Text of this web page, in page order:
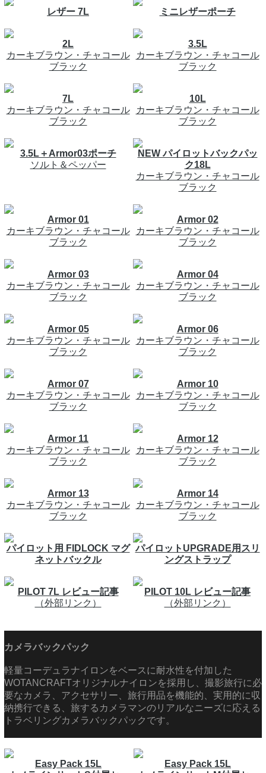
レザー 7L ミニレザーポーチ
2L
カーキブラウン・チャコール
ブラック
3.5L
カーキブラウン・チャコール
ブラック
7L
カーキブラウン・チャコール
ブラック
10L
カーキブラウン・チャコール
ブラック
3.5L＋Armor03ポーチ
ソルト＆ペッパー
NEW パイロットバックパッ
ク18L
カーキブラウン・チャコール
ブラック
Armor 01
カーキブラウン・チャコール
ブラック
Armor 02
カーキブラウン・チャコール
ブラック
Armor 03
カーキブラウン・チャコール
ブラック
Armor 04
カーキブラウン・チャコール
ブラック
Armor 05
カーキブラウン・チャコール
ブラック
Armor 06
カーキブラウン・チャコール
ブラック
Armor 07
カーキブラウン・チャコール
ブラック
Armor 10
カーキブラウン・チャコール
ブラック
Armor 11
カーキブラウン・チャコール
ブラック
Armor 12
カーキブラウン・チャコール
ブラック
Armor 13
カーキブラウン・チャコール
ブラック
Armor 14
カーキブラウン・チャコール
ブラック
パイロット用 FIDLOCK マグ
ネットバックル
パイロットUPGRADE用スリ
ングストラップ
PILOT 7L レビュー記事
（外部リンク）
PILOT 10L レビュー記事
（外部リンク）
カメラバックパック
軽量コーデュラナイロンをベースに耐水性を付加した
WOTANCRAFTオリジナルナイロンを採用し、撮影旅行に必
要なカメラ、アクセサリー、旅行用品を機能的、実用的に収
納携行できる、旅するカメラマンのリアルなニーズに応える
トラベリングカメラバックパックです。
Easy Pack 15L
Easy Pack 15L